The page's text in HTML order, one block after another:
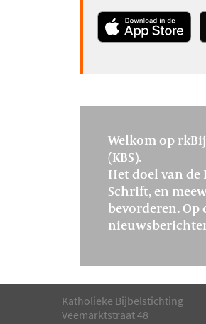
Welkom op
(KBS).
Het doel van
Schrift, en
bevorderen.
Katholieke Bijbelstichting
Veemarktstraat 48